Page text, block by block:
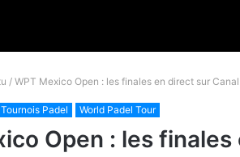
/ WPT Mexico Open : les finales en direct sur
Tournois Padel World Padel Tour
Open : les